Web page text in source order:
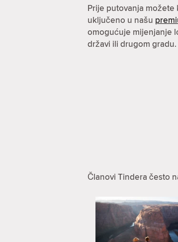
Prije putovanja
uključeno u našu
omogućuje mijenjanje
državi ili drugom gradu.
Članovi Tindera često